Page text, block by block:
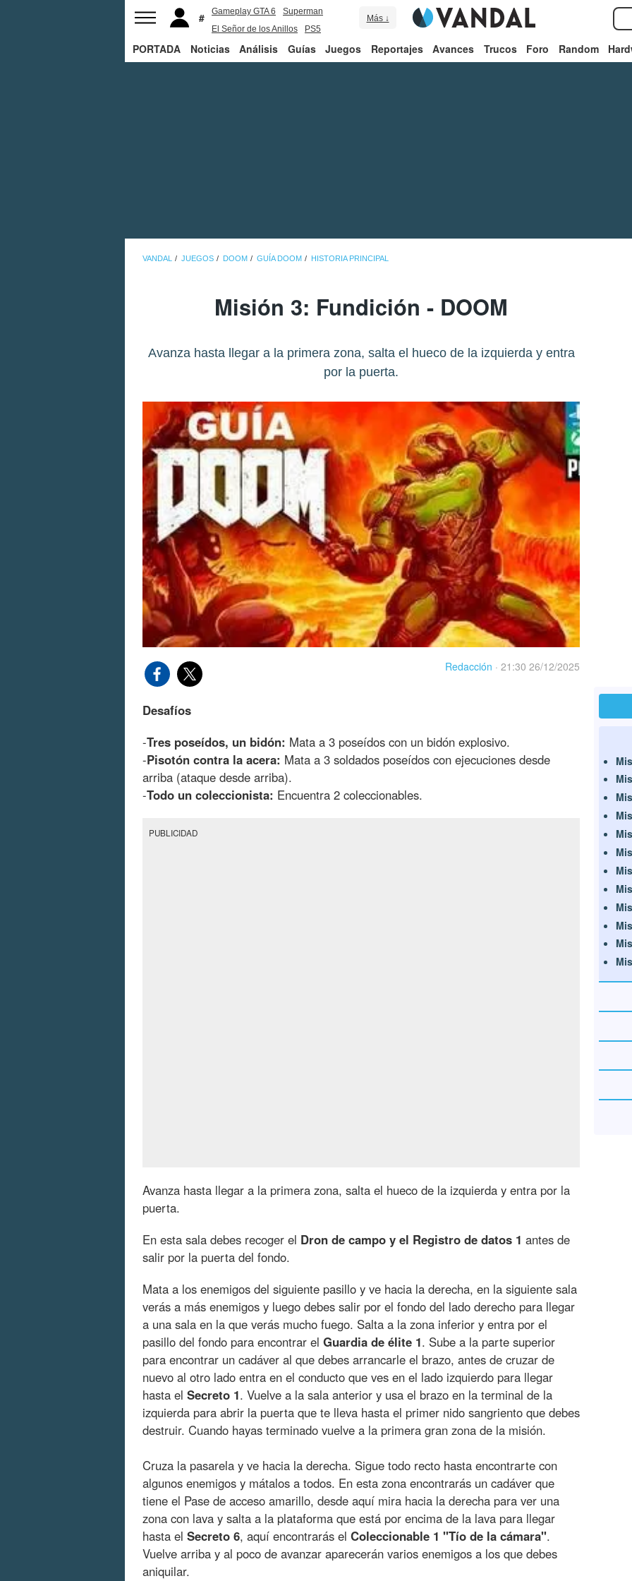
Gameplay GTA 6
Superman
El Señor de los Anillos
PS5
Más ↓
PORTADA Noticias Análisis Guías Juegos Reportajes Avances Trucos Foro Random
VANDAL JUEGOS DOOM GUÍA DOOM HISTORIA PRINCIPAL
Misión 3: Fundición - DOOM
Avanza hasta llegar a la primera zona, salta el hueco de la izquierda y entra
por la puerta.
Redacción · 21:30 26/12/2025
Desafíos
-Tres poseídos, un bidón: Mata a 3 poseídos con un bidón explosivo.
-Pisotón contra la acera: Mata a 3 soldados poseídos con ejecuciones desde
arriba (ataque desde arriba).
-Todo un coleccionista: Encuentra 2 coleccionables.
PUBLICIDAD
Avanza hasta llegar a la primera zona, salta el hueco de la izquierda y entra por la
puerta.
En esta sala debes recoger el Dron de campo y el Registro de datos 1 antes de
salir por la puerta del fondo.
Mata a los enemigos del siguiente pasillo y ve hacia la derecha, en la siguiente sala
verás a más enemigos y luego debes salir por el fondo del lado derecho para llegar
a una sala en la que verás mucho fuego. Salta a la zona inferior y entra por el
pasillo del fondo para encontrar el Guardia de élite 1. Sube a la parte superior
para encontrar un cadáver al que debes arrancarle el brazo, antes de cruzar de
nuevo al otro lado entra en el conducto que ves en el lado izquierdo para llegar
hasta el Secreto 1. Vuelve a la sala anterior y usa el brazo en la terminal de la
izquierda para abrir la puerta que te lleva hasta el primer nido sangriento que debes
destruir. Cuando hayas terminado vuelve a la primera gran zona de la misión.
Cruza la pasarela y ve hacia la derecha. Sigue todo recto hasta encontrarte con
algunos enemigos y mátalos a todos. En esta zona encontrarás un cadáver que
tiene el Pase de acceso amarillo, desde aquí mira hacia la derecha para ver una
zona con lava y salta a la plataforma que está por encima de la lava para llegar
hasta el Secreto 6, aquí encontrarás el Coleccionable 1 "Tío de la cámara".
Vuelve arriba y al poco de avanzar aparecerán varios enemigos a los que debes
aniquilar.